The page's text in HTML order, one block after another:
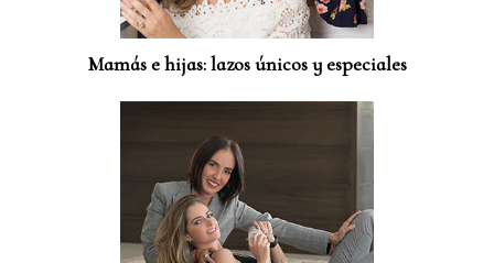
Mamás e hijas: lazos únicos y especiales